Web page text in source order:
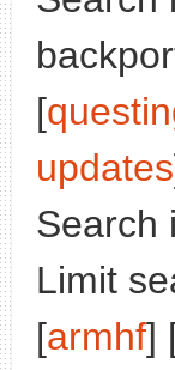
[
updates
Search
Limit
[armhf]